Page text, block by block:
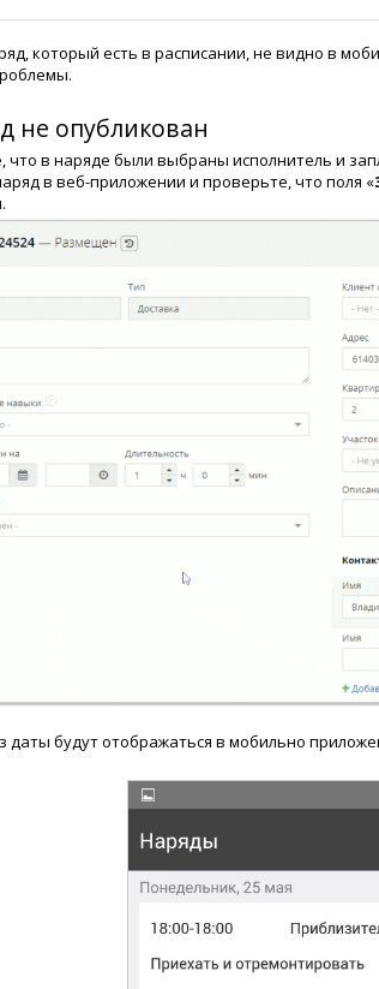
который есть в расписании, не видно в
не опубликован
что в наряде были выбраны исполнитель и
в веб-приложении и проверьте, что поля «
даты будут отображаться в мобильно